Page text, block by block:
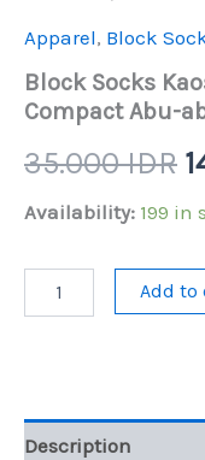
Apparel, Block
Block Socks
Compact Abu-
35.000IDR
Availability: 199 in
Socks
Cotton
Compact
Add to
Description